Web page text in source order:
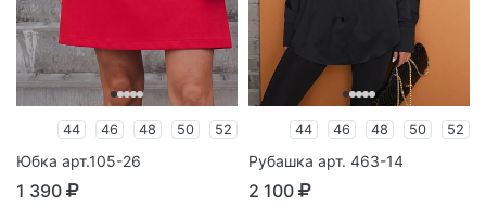
44 46 48 50 52
Юбка арт.105-26
1 390
44 46 48 50 52
Рубашка арт. 463-14
2 100